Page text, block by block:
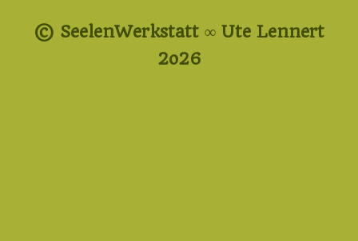
© SeelenWerkstatt ∞ Ute Lennert
2o26